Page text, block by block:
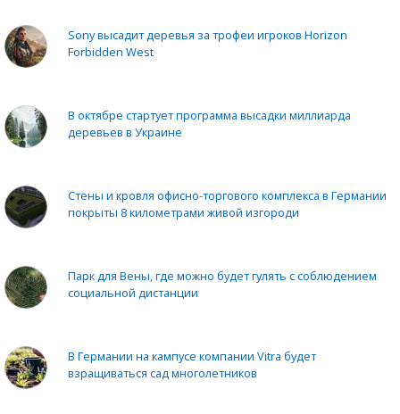
Sony высадит деревья за трофеи игроков Horizon
Forbidden West
В октябре стартует программа высадки миллиарда
деревьев в Украине
Стены и кровля офисно-торгового комплекса в Германии
покрыты 8 километрами живой изгороди
Парк для Вены, где можно будет гулять с соблюдением
социальной дистанции
В Германии на кампусе компании Vitra будет
взращиваться сад многолетников